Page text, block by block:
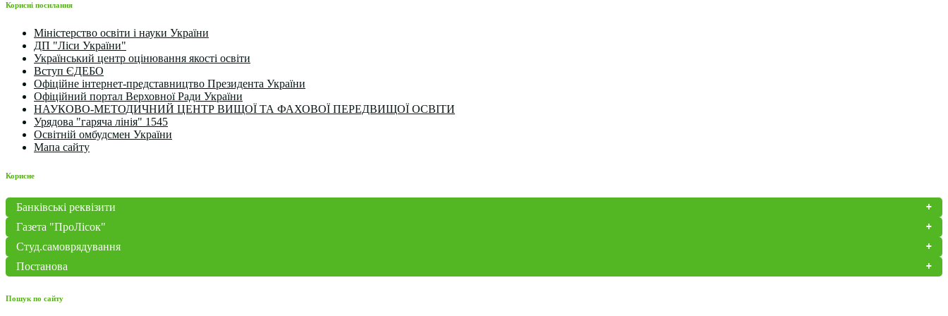
Корисні посилання
Міністерство освіти і науки України
ДП "Ліси України"
Український центр оцінювання якості освіти
Вступ ЄДЕБО
Офіційне інтернет-представництво Президента України
Офіційний портал Верховної Ради України
НАУКОВО-МЕТОДИЧНИЙ ЦЕНТР ВИЩОЇ ТА ФАХОВОЇ ПЕРЕДВИЩОЇ ОСВІТИ
Урядова "гаряча лінія" 1545
Освітній омбудсмен України
Мапа сайту
Корисне
Банківські реквізити
Газета "ПроЛісок"
Студ.самоврядування
Постанова
Пошук по сайту